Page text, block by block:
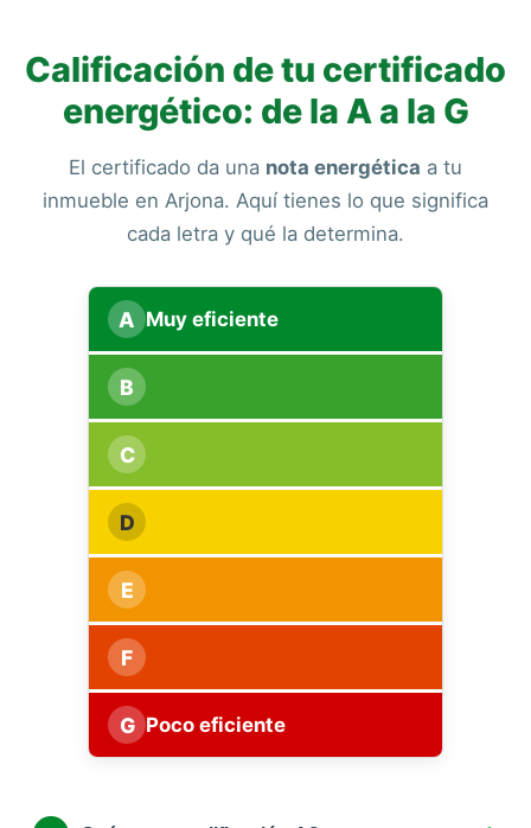
Calificación de tu certificado
energético: de la A a la G
El certificado da una nota energética a tu
inmueble en Arjona. Aquí tienes lo que significa
cada letra y qué la determina.
A Muy eficiente
B
C
D
E
F
G Poco eficiente